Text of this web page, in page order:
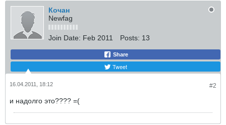
Кочан
Newfag
Join Date: Feb 2011 Posts: 13
Share
Tweet
#2
16.04.2011, 18:12
и надолго это???? =(